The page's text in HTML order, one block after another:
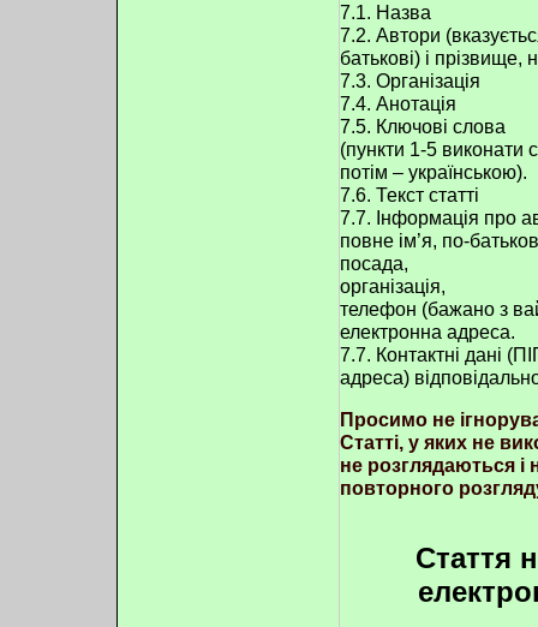
7.1. Назва
7.2. Автори
батькові) і
7.3. Організація
7.4. Анотація
7.5. Ключові слова
(пункти 1-5 виконати
потім – українською).
7.6. Текст статті
7.7. Інформація про
повне ім’я, по-
посада,
організація,
телефон (бажано з
електронна адреса.
7.7. Контактні дані
адреса)
Просимо не
Статті, у яких не
не розглядаються
повторного
Стаття